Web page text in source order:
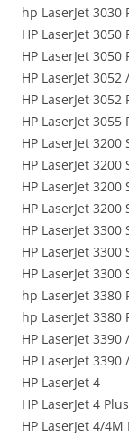
hp LaserJet 3030
HP LaserJet 3050
HP LaserJet 3050
HP LaserJet 3052
HP LaserJet 3052
HP LaserJet 3055
HP LaserJet 3200
HP LaserJet 3200
HP LaserJet 3200
HP LaserJet 3200
HP LaserJet 3300
HP LaserJet 3300
HP LaserJet 3300
hp LaserJet 3380
hp LaserJet 3380
HP LaserJet 3390
HP LaserJet 3390
HP LaserJet 4
HP LaserJet 4 Plus
HP LaserJet 4/4M